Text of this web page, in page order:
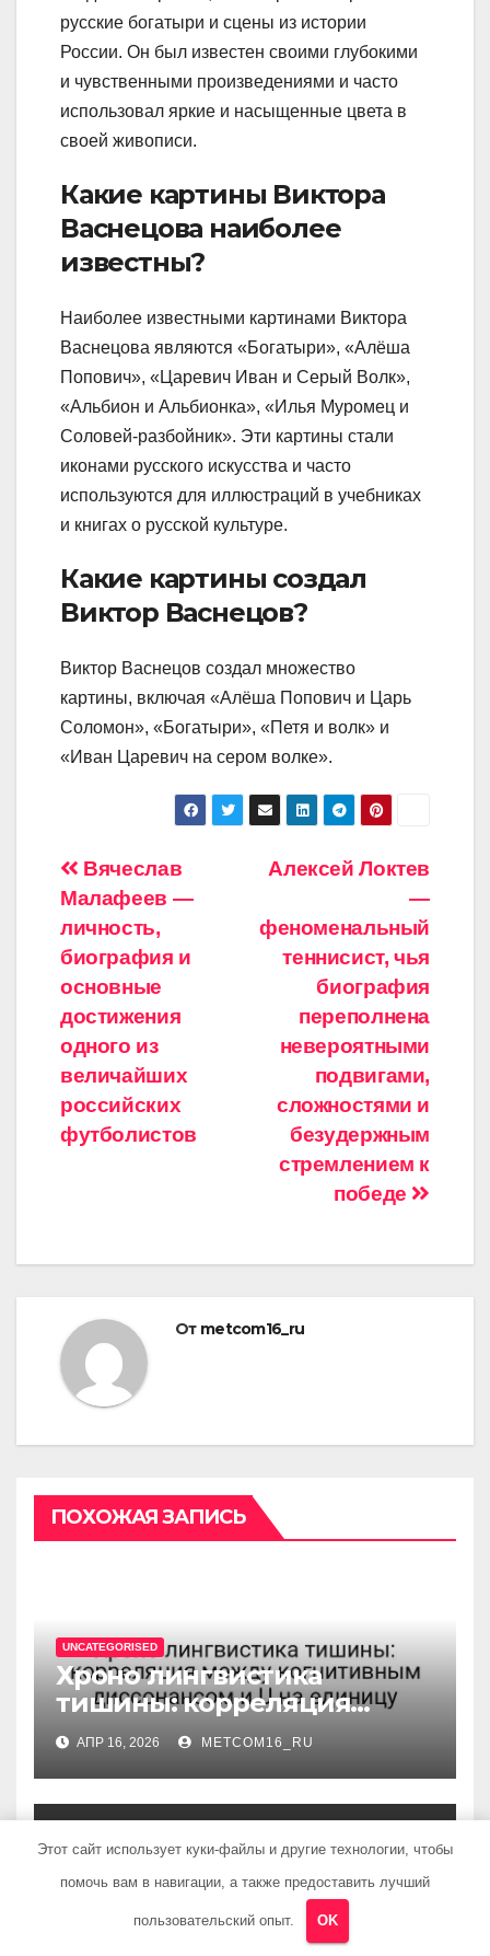
русские богатыри и сцены из истории
России. Он был известен своими глубокими
и чувственными произведениями и часто
использовал яркие и насыщенные цвета в
своей живописи.
Какие картины Виктора
Васнецова наиболее
известны?
Наиболее известными картинами Виктора
Васнецова являются «Богатыри», «Алёша
Попович», «Царевич Иван и Серый Волк»,
«Альбион и Альбионка», «Илья Муромец и
Соловей-разбойник». Эти картины стали
иконами русского искусства и часто
используются для иллюстраций в учебниках
и книгах о русской культуре.
Какие картины создал
Виктор Васнецов?
Виктор Васнецов создал множество
картины, включая «Алёша Попович и Царь
Соломон», «Богатыри», «Петя и волк» и
«Иван Царевич на сером волке».
Навигация
по
записям
Алексей Локтев
—
феноменальный
теннисист, чья
биография
переполнена
невероятными
подвигами,
сложностями и
безудержным
стремлением к
победе
Вячеслав
Малафеев —
личность,
биография и
основные
достижения
одного из
величайших
российских
футболистов
От metcom16_ru
ПОХОЖАЯ ЗАПИСЬ
UNCATEGORISED
Хроно лингвистика
тишины: корреляция
между когнитивным
диссонансом и U на
единицу
АПР 16, 2026 METCOM16_RU
UNCATEGORISED
Ихтиоловая мазь:
применение для лечения
Этот сайт использует куки-файлы и другие технологии, чтобы
помочь вам в навигации, а также предоставить лучший
пользовательский опыт. OK